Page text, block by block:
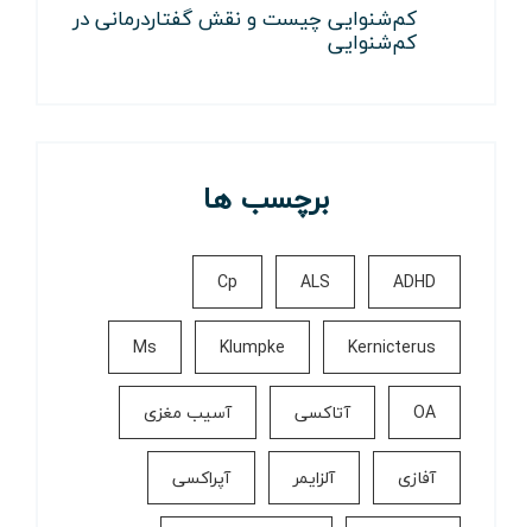
کم‌شنوایی چیست و نقش گفتاردرمانی در
کم‌شنوایی
برچسب ها
ADHD
ALS
Cp
Kernicterus
Klumpke
Ms
OA آتاکسی آسیب مغزی
آفازی آلزایمر آپراکسی